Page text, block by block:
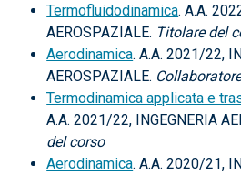
Termofluidodinamica. A.A.
AEROSPAZIALE. Titolare del
Aerodinamica. A.A. 2021/22,
AEROSPAZIALE.
Termodinamica applicata e
A.A. 2021/22, INGEGNERIA
del corso
Aerodinamica. A.A. 2020/21,